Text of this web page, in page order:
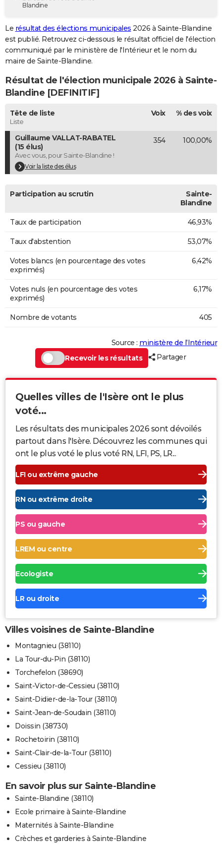
Destinations
City break
Voyage nature
Voyage de noces
Forum
GUIDES D'ACHAT
BONS PLANS
Carte de Noël
Carte Bonne année
Carte Saint-Valentin
Carte Pâques
Carte d'anniversaire
DICTIONNAIRE
Dictionnaire
Biographies
Citations
Expressions
Proverbes
PROGRAMME TV
COPAINS D'AVANT
S'inscrire
Se connecter
Lycées
Collèges
Primaires
Universités
Entreprises
Service militaire
Avis de recherche
AVIS DE DÉCÈS
FORUM
Bricolage
Lifestyle
Culture
Sport
Auto
Television
Voyage
Cinema
Blandine
Le résultat des élections municipales 2026 à Sainte-Blandine
est publié. Retrouvez ci-dessous le résultat officiel de l'élection
communiqué par le ministère de l'Intérieur et le nom du
maire de Sainte-Blandine.
Résultat de l'élection municipale 2026 à Sainte-
Blandine [DEFINITIF]
Tête de liste
Liste
Voix % des voix
Guillaume VALLAT-RABATEL
(15 élus)
Avec vous, pour Sainte-Blandine !
Voir la liste des élus
354 100,00%
Participation au scrutin
Sainte-
Blandine
Taux de participation 46,93%
Taux d'abstention 53,07%
Votes blancs (en pourcentage des votes
exprimés)
6,42%
Votes nuls (en pourcentage des votes
exprimés)
6,17%
Nombre de votants 405
Source : ministère de l’Intérieur
Recevoir les résultats
Partager
Quelles villes de l'Isère ont le plus
voté...
Les résultats des municipales 2026 sont dévoilés
partout dans l'Isère. Découvrez les communes qui
ont le plus voté le plus voté RN, LFI, PS, LR...
LFI ou extrême gauche
RN ou extrême droite
PS ou gauche
LREM ou centre
Ecologiste
LR ou droite
Villes voisines de Sainte-Blandine
Montagnieu (38110)
La Tour-du-Pin (38110)
Torchefelon (38690)
Saint-Victor-de-Cessieu (38110)
Saint-Didier-de-la-Tour (38110)
Saint-Jean-de-Soudain (38110)
Doissin (38730)
Rochetoirin (38110)
Saint-Clair-de-la-Tour (38110)
Cessieu (38110)
En savoir plus sur Sainte-Blandine
Sainte-Blandine (38110)
Ecole primaire à Sainte-Blandine
Maternités à Sainte-Blandine
Crèches et garderies à Sainte-Blandine